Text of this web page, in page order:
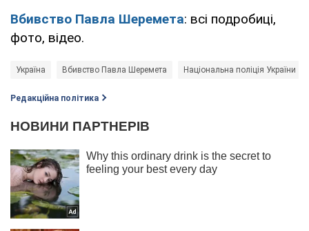
Вбивство Павла Шеремета: всі подробиці,
фото, відео.
Україна Вбивство Павла Шеремета Національна поліція України
Редакційна політика